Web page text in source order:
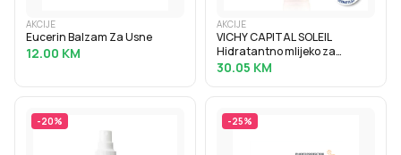
AKCIJE
Eucerin Balzam Za Usne
12.00 KM
AKCIJE
VICHY CAPITAL SOLEIL
Hidratantno mlijeko za
samotamnjenje, 100 ml
30.05 KM
-20% -25%